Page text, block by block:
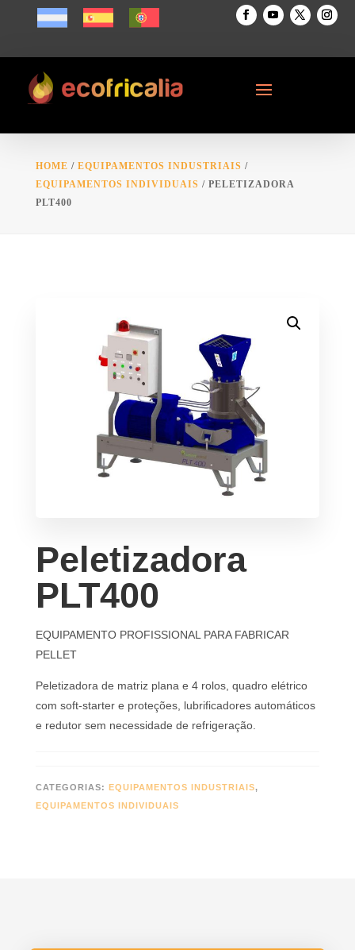
HOME / EQUIPAMENTOS INDUSTRIAIS /
EQUIPAMENTOS INDIVIDUAIS / PELETIZADORA
PLT400
Peletizadora
PLT400
EQUIPAMENTO PROFISSIONAL PARA FABRICAR
PELLET
Peletizadora de matriz plana e 4 rolos, quadro elétrico
com soft-starter e proteções, lubrificadores automáticos
e redutor sem necessidade de refrigeração.
CATEGORIAS: EQUIPAMENTOS INDUSTRIAIS,
EQUIPAMENTOS INDIVIDUAIS